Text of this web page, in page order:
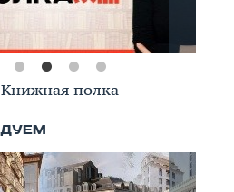
Книжная полка